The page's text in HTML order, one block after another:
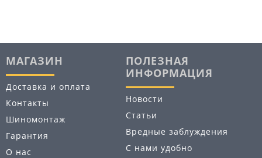
МАГАЗИН
Доставка и оплата
Контакты
Шиномонтаж
Гарантия
О нас
ПОЛЕЗНАЯ
ИНФОРМАЦИЯ
Новости
Статьи
Вредные заблуждения
С нами удобно